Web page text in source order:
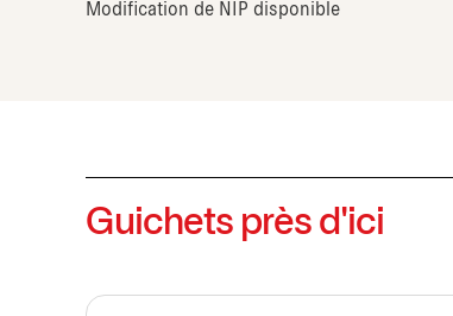
Modification de NIP disponible
Guichets près d'ici